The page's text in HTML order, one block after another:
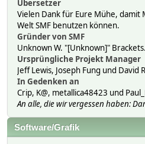
Übersetzer
Vielen Dank für Eure Mühe, damit
Welt SMF benutzen können.
Gründer von SMF
Unknown W. "[Unknown]" Brackets.
Ursprüngliche Projekt Manager
Jeff Lewis, Joseph Fung und David
In Gedenken an
Crip, K@, metallica48423 und
An alle, die wir vergessen haben:
Software/Grafik